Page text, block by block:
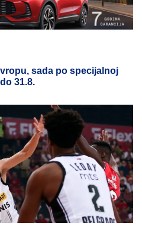
sada po specijalnoj
31.8.